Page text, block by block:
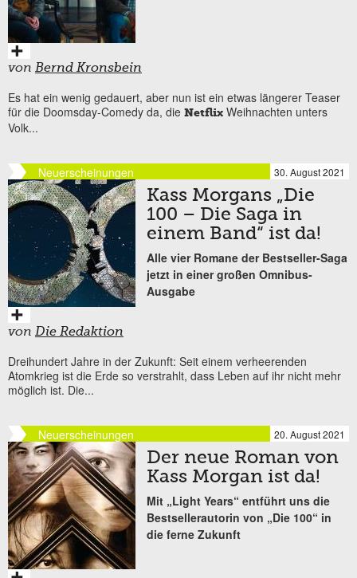
von Bernd Kronsbein
Es hat ein wenig gedauert, aber nun ist ein etwas längerer Teaser
für die Doomsday-Comedy da, die Netflix Weihnachten unters
Volk...
Neuerscheinungen 30. August 2021
Kass Morgans „Die
100 – Die Saga in
einem Band“ ist da!
Alle vier Romane der Bestseller-Saga
jetzt in einer großen Omnibus-
Ausgabe
von Die Redaktion
Dreihundert Jahre in der Zukunft: Seit einem verheerenden
Atomkrieg ist die Erde so verstrahlt, dass Leben auf ihr nicht mehr
möglich ist. Die...
Neuerscheinungen 20. August 2021
Der neue Roman von
Kass Morgan ist da!
Mit „Light Years“ entführt uns die
Bestsellerautorin von „Die 100“ in
die ferne Zukunft